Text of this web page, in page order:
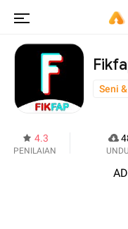
Seni
4.3
PENILAIAN